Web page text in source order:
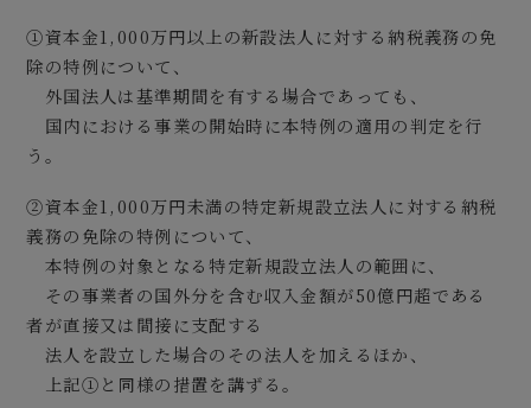
①資本金1,000万円以上の新設法人に対する納税義務の免
除の特例について、
外国法人は基準期間を有する場合であっても、
国内における事業の開始時に本特例の適用の判定を行
う。
②資本金1,000万円未満の特定新規設立法人に対する納税
義務の免除の特例について、
本特例の対象となる特定新規設立法人の範囲に、
その事業者の国外分を含む収入金額が50億円超である
者が直接又は間接に支配する
法人を設立した場合のその法人を加えるほか、
上記①と同様の措置を講ずる。